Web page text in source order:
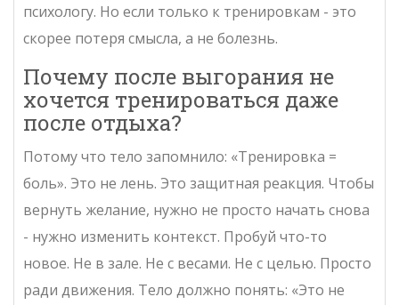
психологу. Но если только к тренировкам - это
скорее потеря смысла, а не болезнь.
Почему после выгорания не
хочется тренироваться даже
после отдыха?
Потому что тело запомнило: «Тренировка =
боль». Это не лень. Это защитная реакция. Чтобы
вернуть желание, нужно не просто начать снова
- нужно изменить контекст. Пробуй что-то
новое. Не в зале. Не с весами. Не с целью. Просто
ради движения. Тело должно понять: «Это не